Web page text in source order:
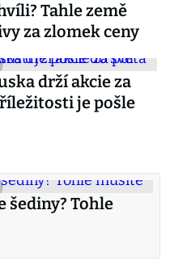
Tahle země
za zlomek ceny
drží akcie za
je pošle
šediny? Tohle